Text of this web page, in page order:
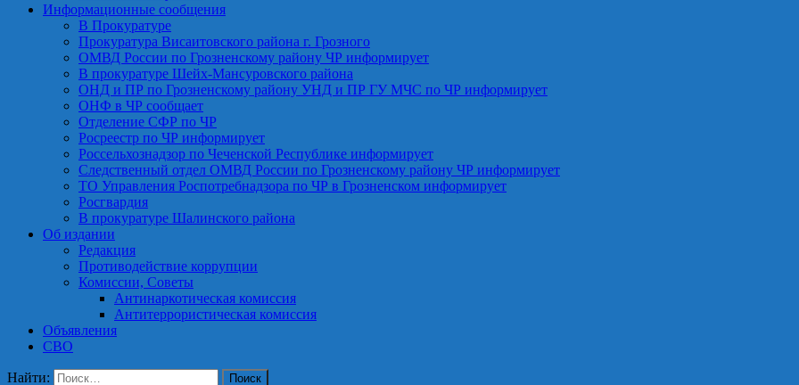
Информационные сообщения
В Прокуратуре
Прокуратура Висаитовского района г. Грозного
ОМВД России по Грозненскому району ЧР информирует
В прокуратуре Шейх-Мансуровского района
ОНД и ПР по Грозненскому району УНД и ПР ГУ МЧС по ЧР информирует
ОНФ в ЧР сообщает
Отделение СФР по ЧР
Росреестр по ЧР информирует
Россельхознадзор по Чеченской Республике информирует
Следственный отдел ОМВД России по Грозненскому району ЧР информирует
ТО Управления Роспотребнадзора по ЧР в Грозненском информирует
Росгвардия
В прокуратуре Шалинского района
Об издании
Редакция
Противодействие коррупции
Комиссии, Советы
Антинаркотическая комиссия
Антитеррористическая комиссия
Объявления
СВО
Найти: